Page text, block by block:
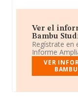
Ver el
Bambu
Regístrate en
Informe
VER